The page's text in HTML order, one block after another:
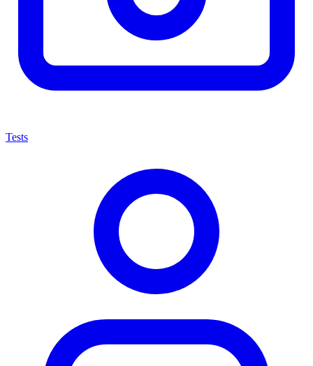
Tests